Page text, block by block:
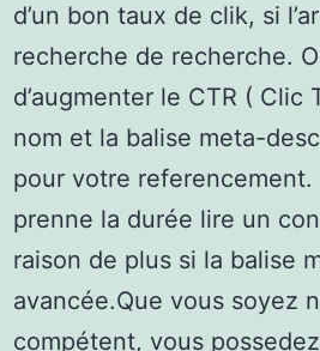
d’un bon taux de clik, si
recherche de recherche.
d’augmenter le CTR (
nom et la balise meta-
pour votre referencement.
prenne la durée lire un
raison de plus si la balise
avancée.Que vous soyez
compétent, vous